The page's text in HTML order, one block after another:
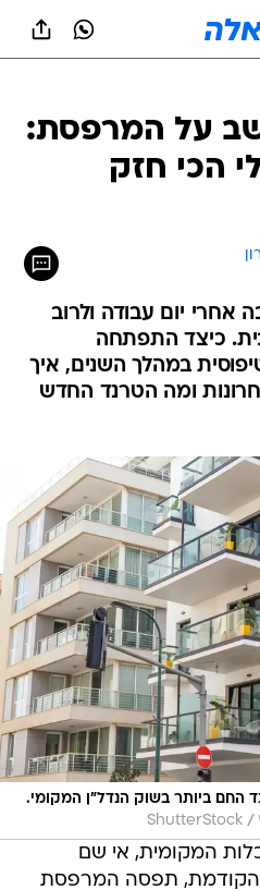
על המרפסת:
הכי חזק
יום עבודה ולרוב
כיצד התפתחה
במהלך השנים, איך
ומה הטרנד החדש
החם ביותר בשוק הנדל"ן המקומי.
/
ShutterStock
המקומית, אי שם
המאה הקודמת, תפסה המרפסת